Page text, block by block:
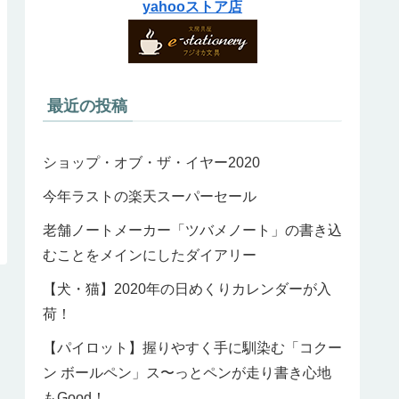
yahooストア店
最近の投稿
ショップ・オブ・ザ・イヤー2020
今年ラストの楽天スーパーセール
老舗ノートメーカー「ツバメノート」の書き込
むことをメインにしたダイアリー
【犬・猫】2020年の日めくりカレンダーが入
荷！
【パイロット】握りやすく手に馴染む「コクー
ン ボールペン」ス〜っとペンが走り書き心地